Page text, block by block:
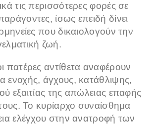
τις περισσότερες φορές σε
ίσως επειδή δίνει
που δικαιολογούν την
ζωή.
πατέρες αντίθετα αναφέρουν
ενοχής, άγχους, κατάθλιψης,
εξαιτίας της απώλειας επαφής
Το κυρίαρχο συναίσθημα
ελέγχου στην ανατροφή των